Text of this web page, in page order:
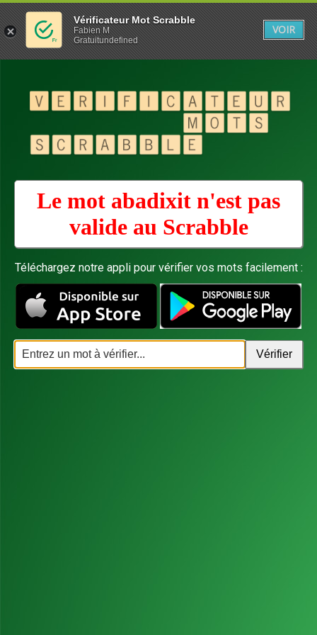
Le mot abadixit n'est pas
valide au Scrabble
Téléchargez notre appli pour vérifier vos mots facilement :
Vérificateur Mot Scrabble
Fabien M
Gratuitundefined
VOIR